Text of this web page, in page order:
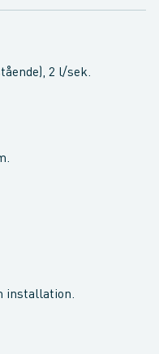
2 l/sek.
installation.